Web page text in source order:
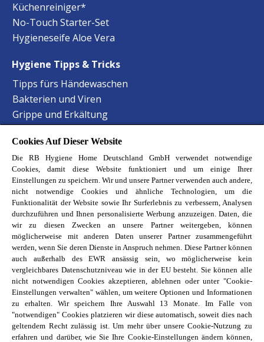
Küchenreiniger*
No-Touch Starter-Set
Hygieneseife Aloe Vera
Hygiene Tipps & Tricks
Tipps fürs Händewaschen
Bakterien und Viren
Grippe und Erkältung
Harnwegsinfektionen Hygiene
Lebensmittelvergiftung Hygiene
Hand-Mund-Fuss Krankheit
Baby-Krankheiten erkennen
Haustierbesitzer Reinigungstipps
Allergene im Schlafzimmer
Entdecke unsere Reckitt Marken
Finish
Air Wick
Vanish
Calgon
Cillit Bang
Cookies Auf Dieser Website
Die RB Hygiene Home Deutschland GmbH verwendet notwendige
Cookies, damit diese Website funktioniert und um einige Ihrer
Einstellungen zu speichern. Wir und unsere Partner verwenden auch andere,
nicht notwendige Cookies und ähnliche Technologien, um die
Funktionalität der Website sowie Ihr Surferlebnis zu verbessern, Analysen
durchzuführen und Ihnen personalisierte Werbung anzuzeigen. Daten, die
wir zu diesen Zwecken an unsere Partner weitergeben, können
möglicherweise mit anderen Daten unserer Partner zusammengeführt
werden, wenn Sie deren Dienste in Anspruch nehmen. Diese Partner können
auch außerhalb des EWR ansässig sein, wo möglicherweise kein
vergleichbares Datenschutzniveau wie in der EU besteht. Sie können alle
nicht notwendigen Cookies akzeptieren, ablehnen oder unter "Cookie-
Einstellungen verwalten" wählen, um weitere Optionen und Informationen
zu erhalten. Wir speichern Ihre Auswahl 13 Monate. Im Falle von
"notwendigen" Cookies platzieren wir diese automatisch, soweit dies nach
geltendem Recht zulässig ist. Um mehr über unsere Cookie-Nutzung zu
erfahren und darüber, wie Sie Ihre Cookie-Einstellungen ändern können,